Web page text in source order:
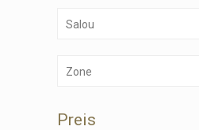
Salou
Zone
Preis